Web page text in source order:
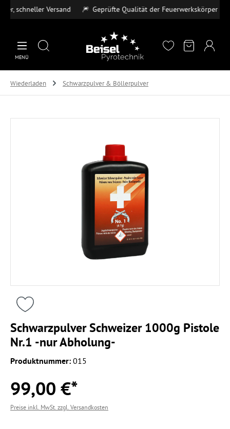
Zum Hauptinhalt springen
Versand 🎆 Geprüfte Qualität der Feuerwerkskörper 💳
MENÜ
Wiederladen Schwarzpulver & Böllerpulver
Schwarzpulver Schweizer 1000g Pistole
Nr.1 -nur Abholung-
Produktnummer: 015
99,00 €*
Preise inkl. MwSt. zzgl. Versandkosten